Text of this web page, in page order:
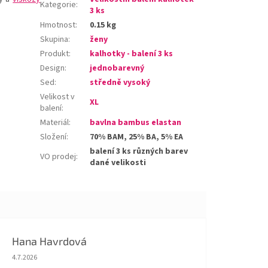
Kategorie:
3 ks
Hmotnost:
0.15 kg
Skupina:
ženy
Produkt:
kalhotky - balení 3 ks
Design:
jednobarevný
Sed:
středně vysoký
Velikost v
balení:
XL
Materiál:
bavlna bambus elastan
Složení:
70% BAM, 25% BA, 5% EA
VO prodej:
balení 3 ks různých barev
dané velikosti
Hana Havrdová
Hodnocení obchodu je 5 z 5 hvězdiček.
4.7.2026